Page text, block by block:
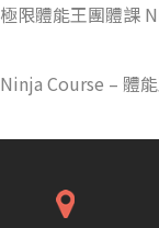
極限體能王團體課
Ninja Course – 體